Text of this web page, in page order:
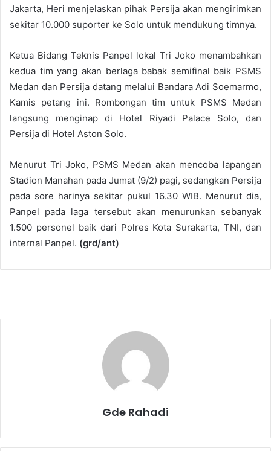
Jakarta, Heri menjelaskan pihak Persija akan mengirimkan
sekitar 10.000 suporter ke Solo untuk mendukung timnya.
Ketua Bidang Teknis Panpel lokal Tri Joko menambahkan
kedua tim yang akan berlaga babak semifinal baik PSMS
Medan dan Persija datang melalui Bandara Adi Soemarmo,
Kamis petang ini. Rombongan tim untuk PSMS Medan
langsung menginap di Hotel Riyadi Palace Solo, dan
Persija di Hotel Aston Solo.
Menurut Tri Joko, PSMS Medan akan mencoba lapangan
Stadion Manahan pada Jumat (9/2) pagi, sedangkan Persija
pada sore harinya sekitar pukul 16.30 WIB. Menurut dia,
Panpel pada laga tersebut akan menurunkan sebanyak
1.500 personel baik dari Polres Kota Surakarta, TNI, dan
internal Panpel. (grd/ant)
Gde Rahadi